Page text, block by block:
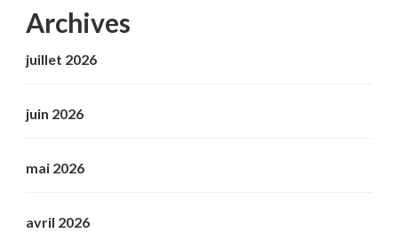
Archives
juillet 2026
juin 2026
mai 2026
avril 2026